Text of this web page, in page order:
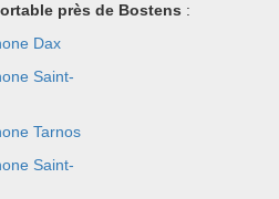
près de Bostens :
Dax
Saint-
Tarnos
Saint-